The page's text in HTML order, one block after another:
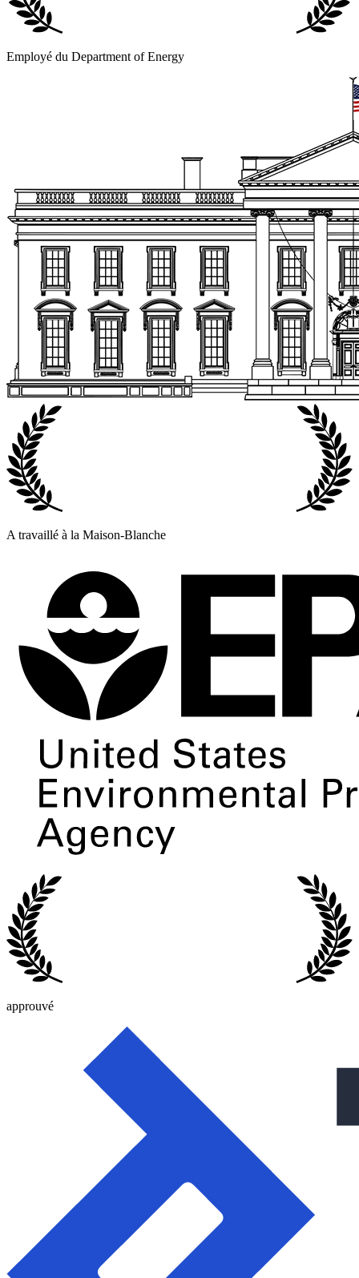
Employé du Department of Energy
A travaillé à la Maison-Blanche
approuvé